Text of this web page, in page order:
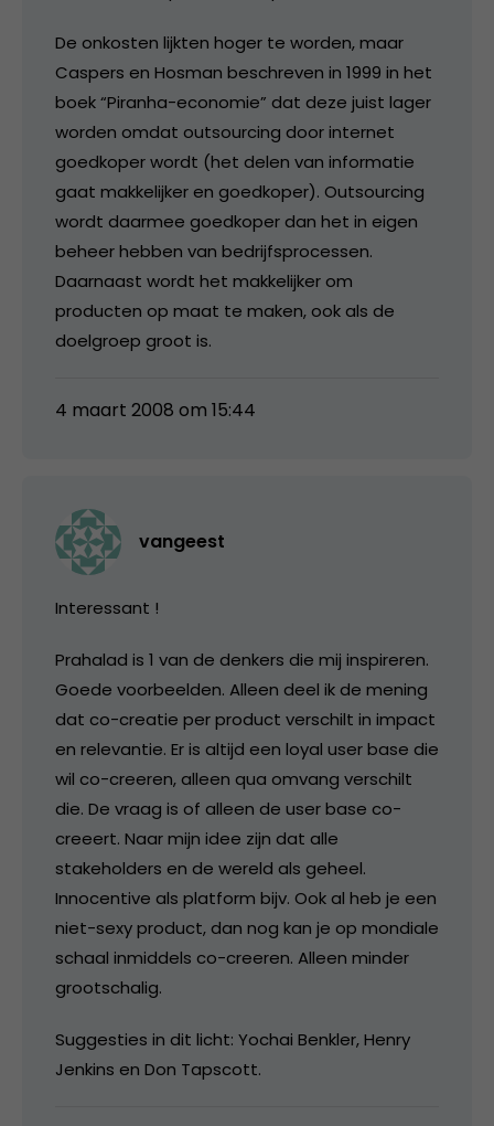
De onkosten lijkten hoger te worden, maar
Caspers en Hosman beschreven in 1999 in het
boek “Piranha-economie” dat deze juist lager
worden omdat outsourcing door internet
goedkoper wordt (het delen van informatie
gaat makkelijker en goedkoper). Outsourcing
wordt daarmee goedkoper dan het in eigen
beheer hebben van bedrijfsprocessen.
Daarnaast wordt het makkelijker om
producten op maat te maken, ook als de
doelgroep groot is.
4 maart 2008 om 15:44
vangeest
Interessant !
Prahalad is 1 van de denkers die mij inspireren.
Goede voorbeelden. Alleen deel ik de mening
dat co-creatie per product verschilt in impact
en relevantie. Er is altijd een loyal user base die
wil co-creeren, alleen qua omvang verschilt
die. De vraag is of alleen de user base co-
creeert. Naar mijn idee zijn dat alle
stakeholders en de wereld als geheel.
Innocentive als platform bijv. Ook al heb je een
niet-sexy product, dan nog kan je op mondiale
schaal inmiddels co-creeren. Alleen minder
grootschalig.
Suggesties in dit licht: Yochai Benkler, Henry
Jenkins en Don Tapscott.